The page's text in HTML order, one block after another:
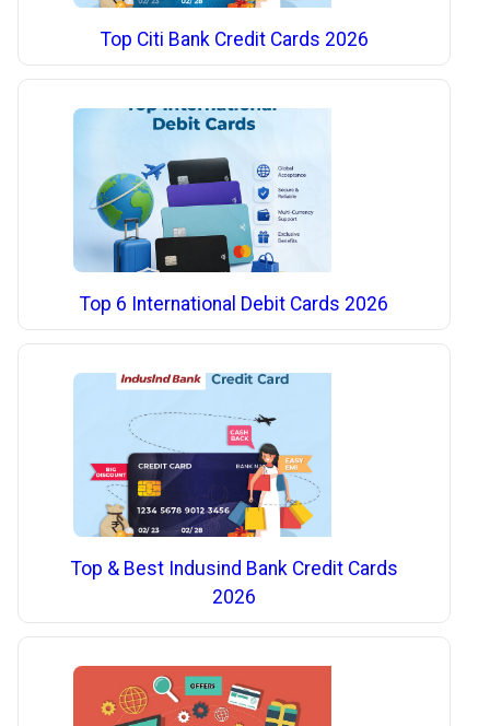
Top Citi Bank Credit Cards 2026
Top 6 International Debit Cards 2026
Top & Best Indusind Bank Credit Cards
2026